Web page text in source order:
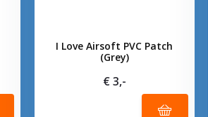
I Love Airsoft PVC Patch
(Grey)
€ 3,-